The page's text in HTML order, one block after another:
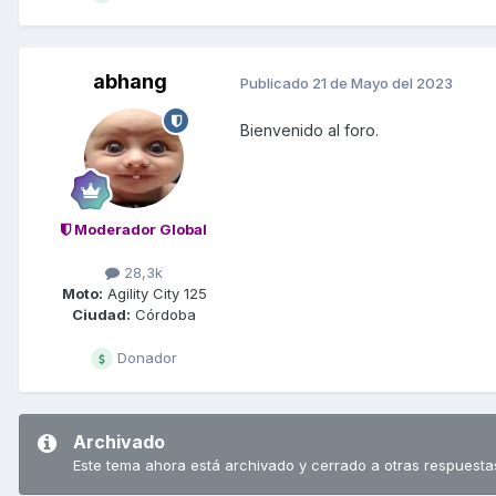
abhang
Moderador Global
28,3k
Moto: Agility City 125
Ciudad: Córdoba
Donador
Publicado 21 de Mayo del 2023
Bienvenido al foro.
Archivado
Este tema ahora está archivado y cerrado a otras